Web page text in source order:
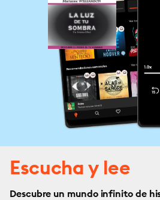
Escucha y lee
Descubre un mundo infinito de